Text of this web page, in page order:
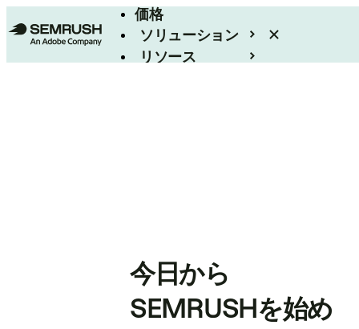
価格
ソリューション
リソース
今日から
SEMRUSHを始め